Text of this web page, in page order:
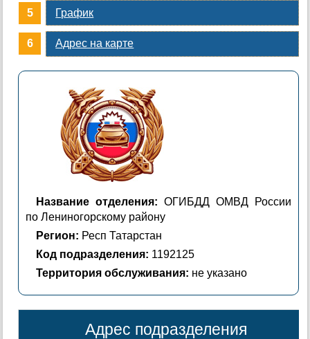
График
Адрес на карте
Название отделения: ОГИБДД ОМВД России
по Лениногорскому району
Регион: Респ Татарстан
Код подразделения: 1192125
Территория обслуживания: не указано
Адрес подразделения